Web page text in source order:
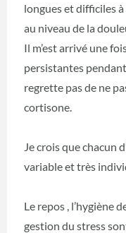
longues et difficiles
au niveau de la
Il m’est arrivé une
persistantes
regrette pas de ne
cortisone.
Je crois que chacun
variable et très
Le repos , l’hygiène
gestion du stress